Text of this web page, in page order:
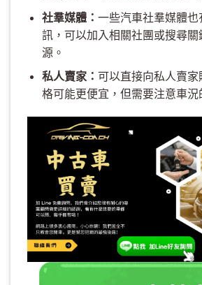
社羣媒體： 一些汽車社羣媒體
訊，可以加入相關社團或搜尋關
源。
私人賣家： 可以直接向私人賣
格可能更便宜，但需要注意車況